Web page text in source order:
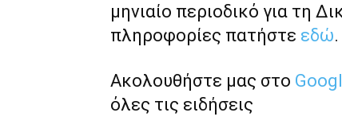
μηνιαίο περιοδικό για τη
πληροφορίες πατήστε εδώ.
Ακολουθήστε μας στο
όλες τις ειδήσεις